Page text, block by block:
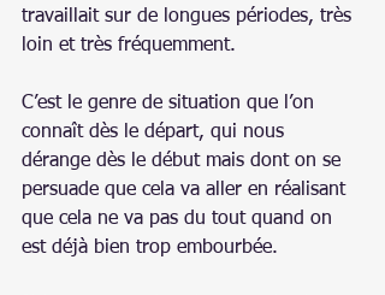
travaillait sur de longues périodes, très
loin et très fréquemment.
C’est le genre de situation que l’on
connaît dès le départ, qui nous
dérange dès le début mais dont on se
persuade que cela va aller en réalisant
que cela ne va pas du tout quand on
est déjà bien trop embourbée.